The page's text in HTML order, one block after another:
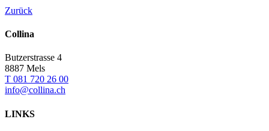
Zurück
Collina
Butzerstrasse 4
8887 Mels
T 081 720 26 00
info@collina.ch
LINKS